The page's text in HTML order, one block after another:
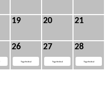
19 20 21
26
Yoga-festival
27
Yoga-festival
28
Yoga-festival